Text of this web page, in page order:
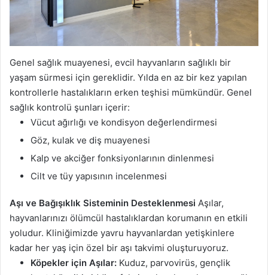
Genel sağlık muayenesi, evcil hayvanların sağlıklı bir
yaşam sürmesi için gereklidir. Yılda en az bir kez yapılan
kontrollerle hastalıkların erken teşhisi mümkündür. Genel
sağlık kontrolü şunları içerir:
Vücut ağırlığı ve kondisyon değerlendirmesi
Göz, kulak ve diş muayenesi
Kalp ve akciğer fonksiyonlarının dinlenmesi
Cilt ve tüy yapısının incelenmesi
Aşı ve Bağışıklık Sisteminin Desteklenmesi Aşılar,
hayvanlarınızı ölümcül hastalıklardan korumanın en etkili
yoludur. Kliniğimizde yavru hayvanlardan yetişkinlere
kadar her yaş için özel bir aşı takvimi oluşturuyoruz.
Köpekler için Aşılar: Kuduz, parvovirüs, gençlik